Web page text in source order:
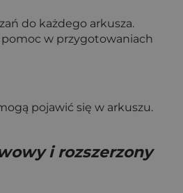
do każdego arkusza.
w przygotowaniach
pojawić się w arkuszu.
i rozszerzony